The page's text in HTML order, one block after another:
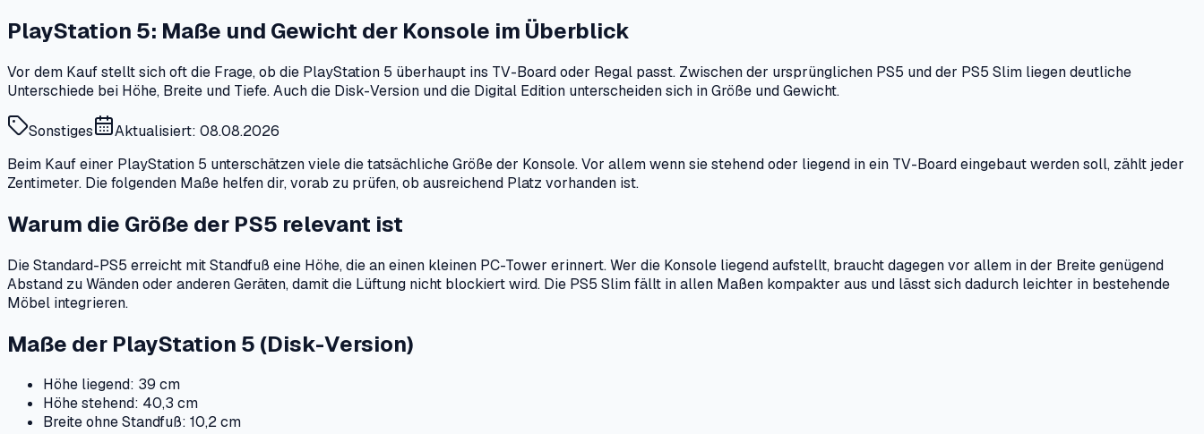
PlayStation 5: Maße und Gewicht der Konsole im Überblick
Vor dem Kauf stellt sich oft die Frage, ob die PlayStation 5 überhaupt ins TV-Board oder Regal passt. Zwischen der ursprünglichen PS5 und der PS5 Slim liegen deutliche
Unterschiede bei Höhe, Breite und Tiefe. Auch die Disk-Version und die Digital Edition unterscheiden sich in Größe und Gewicht.
Sonstiges
Aktualisiert: 08.08.2026
Beim Kauf einer PlayStation 5 unterschätzen viele die tatsächliche Größe der Konsole. Vor allem wenn sie stehend oder liegend in ein TV-Board eingebaut werden soll, zählt jeder
Zentimeter. Die folgenden Maße helfen dir, vorab zu prüfen, ob ausreichend Platz vorhanden ist.
Warum die Größe der PS5 relevant ist
Die Standard-PS5 erreicht mit Standfuß eine Höhe, die an einen kleinen PC-Tower erinnert. Wer die Konsole liegend aufstellt, braucht dagegen vor allem in der Breite genügend
Abstand zu Wänden oder anderen Geräten, damit die Lüftung nicht blockiert wird. Die PS5 Slim fällt in allen Maßen kompakter aus und lässt sich dadurch leichter in bestehende
Möbel integrieren.
Maße der PlayStation 5 (Disk-Version)
Höhe liegend: 39 cm
Höhe stehend: 40,3 cm
Breite ohne Standfuß: 10,2 cm